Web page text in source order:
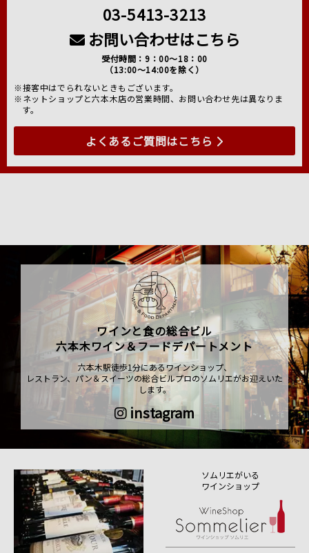
03-5413-3213
お問い合わせはこちら
受付時間：9：00～18：00
（13:00～14:00を除く）
※接客中はでられないときもございます。
※ネットショップと六本木店の営業時間、お問い合わせ先は異なりま
す。
よくあるご質問はこちら
ワインと食の総合ビル
六本木ワイン＆フードデパートメント
六本木駅徒歩1分にあるワインショップ、
レストラン、パン＆スイーツの総合ビルプロのソムリエがお迎えいた
します。
instagram
ソムリエがいる
ワインショップ